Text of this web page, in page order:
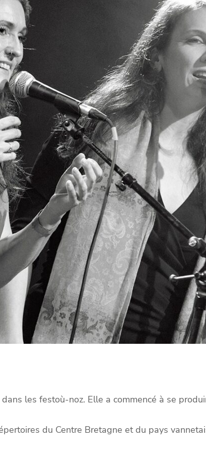
les festoù-noz. Elle a commencé à se
du Centre Bretagne et du pays